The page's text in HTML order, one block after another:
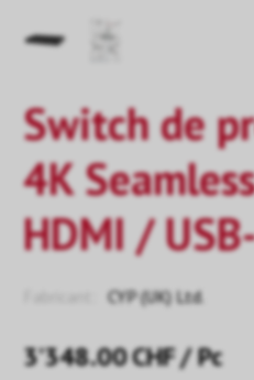
Switch de
4K
HDMI /
CYP (UK) Ltd.
3’348.00CHF/ Pc